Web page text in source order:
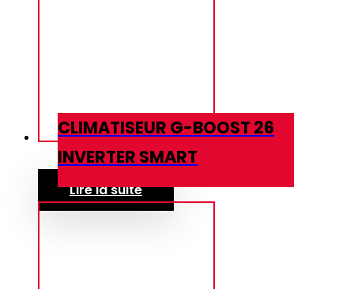
CLIMATISEUR G-BOOST 26
INVERTER SMART
Lire la suite